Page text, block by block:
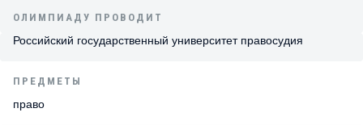
ОЛИМПИАДУ ПРОВОДИТ
Российский государственный университет правосудия
ПРЕДМЕТЫ
право